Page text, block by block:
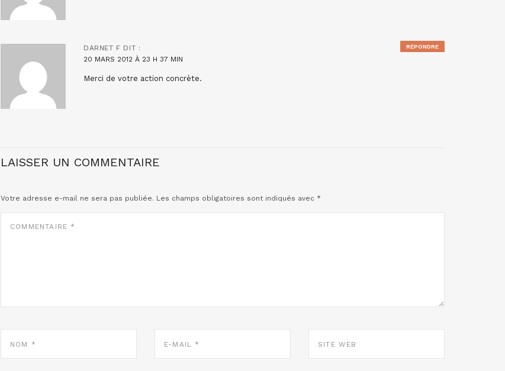
DARNET F DIT :
20 MARS 2012 À 23 H 37 MIN
Merci de votre action concrète.
RÉPONDRE
LAISSER UN COMMENTAIRE
Votre adresse e-mail ne sera pas publiée. Les champs obligatoires sont indiqués avec *
MAIL
WEB